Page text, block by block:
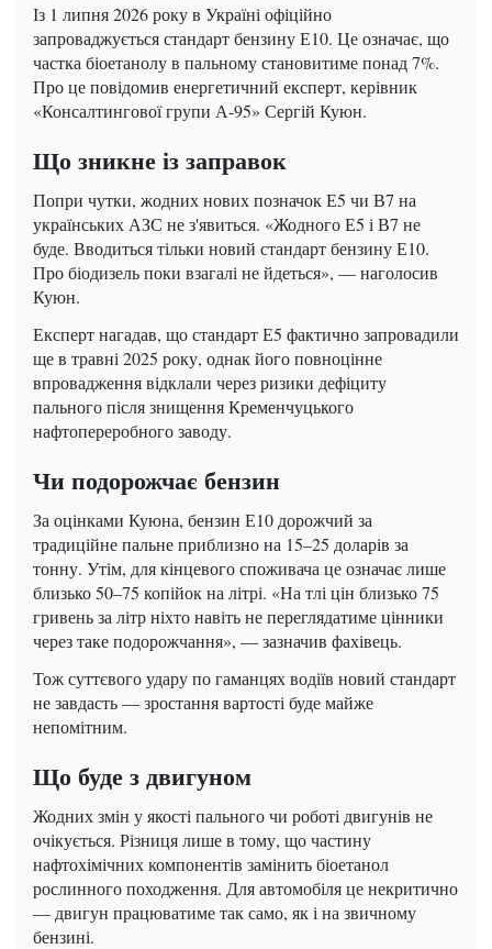
Із 1 липня 2026 року в Україні офіційно
запроваджується стандарт бензину Е10. Це означає, що
частка біоетанолу в пальному становитиме понад 7%.
Про це повідомив енергетичний експерт, керівник
«Консалтингової групи А-95» Сергій Куюн.
Що зникне із заправок
Попри чутки, жодних нових позначок Е5 чи В7 на
українських АЗС не з'явиться. «Жодного Е5 і В7 не
буде. Вводиться тільки новий стандарт бензину Е10.
Про біодизель поки взагалі не йдеться», — наголосив
Куюн.
Експерт нагадав, що стандарт Е5 фактично запровадили
ще в травні 2025 року, однак його повноцінне
впровадження відклали через ризики дефіциту
пального після знищення Кременчуцького
нафтопереробного заводу.
Чи подорожчає бензин
За оцінками Куюна, бензин Е10 дорожчий за
традиційне пальне приблизно на 15–25 доларів за
тонну. Утім, для кінцевого споживача це означає лише
близько 50–75 копійок на літрі. «На тлі цін близько 75
гривень за літр ніхто навіть не переглядатиме цінники
через таке подорожчання», — зазначив фахівець.
Тож суттєвого удару по гаманцях водіїв новий стандарт
не завдасть — зростання вартості буде майже
непомітним.
Що буде з двигуном
Жодних змін у якості пального чи роботі двигунів не
очікується. Різниця лише в тому, що частину
нафтохімічних компонентів замінить біоетанол
рослинного походження. Для автомобіля це некритично
— двигун працюватиме так само, як і на звичному
бензині.